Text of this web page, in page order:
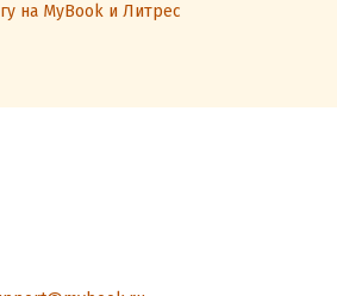
на MyBook и Литрес